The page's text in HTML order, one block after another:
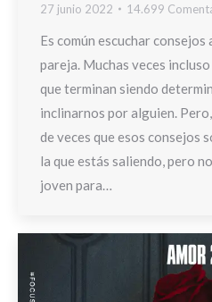
27 junio 2022
14.699
Es común escuchar consejos
pareja. Muchas veces
que terminan siendo
inclinarnos por alguien.
de veces que esos consejos
la que estás saliendo, pero
joven para…